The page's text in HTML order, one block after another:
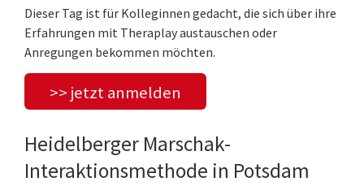
Dieser Tag ist für Kolleginnen gedacht, die sich über ihre
Erfahrungen mit Theraplay austauschen oder
Anregungen bekommen möchten.
>> jetzt anmelden
Heidelberger Marschak-
Interaktionsmethode in Potsdam